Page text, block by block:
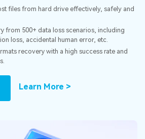
Files
le caratteristiche
Archiviazione
files from hard drive effectively, safely and
from 500+ data loss scenarios, including
loss, accidental human error, etc.
recovery with a high success rate and
Learn More >